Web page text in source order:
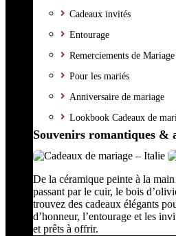
Cadeaux invités
Entourage
Remerciements de Mariage
Pour les mariés
Anniversaire de mariage
Lookbook Cadeaux de
Souvenirs romantiques &
De la céramique peinte à la
passant par le cuir, le bois
trouvez des cadeaux élégants
d’honneur, l’entourage et les
et prêts à offrir.